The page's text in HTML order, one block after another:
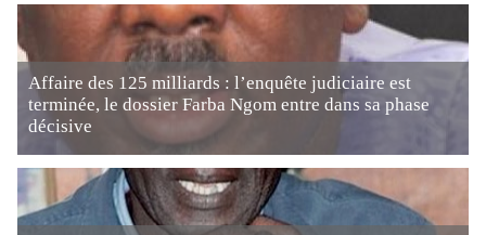
Affaire des 125 milliards : l’enquête judiciaire est
terminée, le dossier Farba Ngom entre dans sa phase
décisive